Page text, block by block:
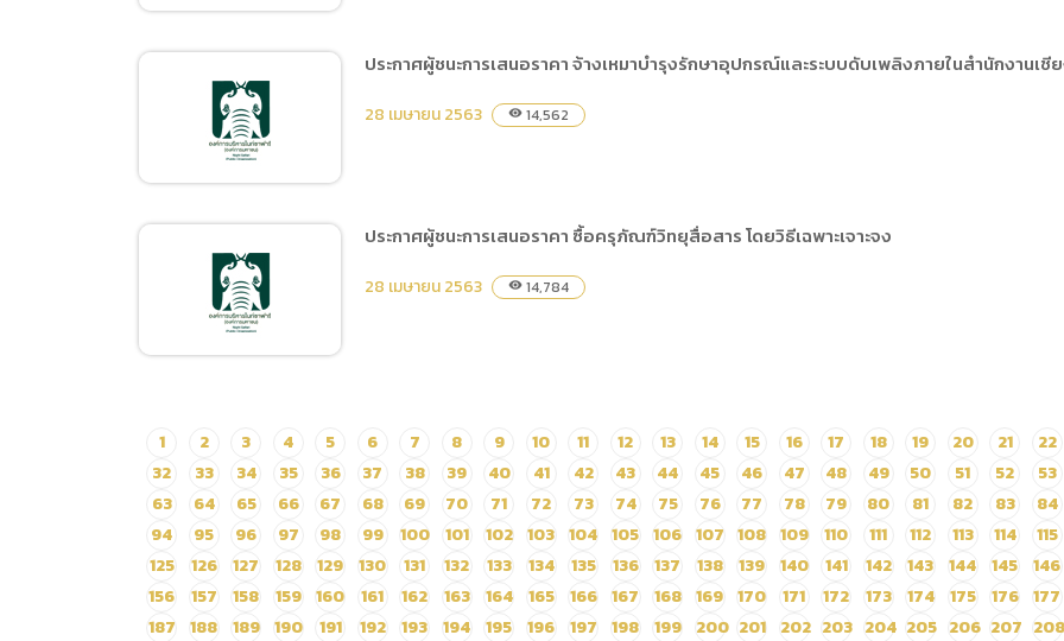
ใหม่ไนท์ซาฟารี
ประกาศผู้ชนะการเสนอราคา
จ้างเหมาดูแลระบบดับเพลิง
และระบบเตือนไฟไหม้
ทั้งหมดภายในสำนักงาน
เชียงใหม่ไนท์ซาฟารี โดยวิธี
เฉพาะเจาะจง
ประกาศผู้ชนะการเสนอราคา
จ้างเหมาบำรุงรักษาอุปกรณ์
และระบบดับเพลิงภายใน
สำนักงานเชียงใหม่ไนท์
ประกาศผู้ชนะการเสนอราคา จ้างเหมาบำรุงรักษาอุปกรณ์และระบบดับเพลิงภายในสำนักงานเชีย
28 เมษายน 2563 visibility 14,562
ประกาศผู้ชนะการเสนอราคา
ซื้อครุภัณฑ์วิทยุสื่อสาร โดย
วิธีเฉพาะเจาะจง
ประกาศผู้ชนะการเสนอราคา ซื้อครุภัณฑ์วิทยุสื่อสาร โดยวิธีเฉพาะเจาะจง
28 เมษายน 2563 visibility 14,784
1 2 3 4 5 6 7 8 9 10 11 12 13 14 15 16 17 18 19 20 21 22
32
33 34 35 36 37 38 39 40 41 42 43 44 45 46 47 48 49 50 51 52 53
63
64 65 66 67 68 69 70 71 72 73 74 75 76 77 78 79 80 81 82 83 84
94
95 96 97 98 99 100 101 102 103 104 105 106 107 108 109 110 111 112 113 114 115
125
126 127 128 129 130 131 132 133 134 135 136 137 138 139 140 141 142 143 144 145 146
156
157 158 159 160 161 162 163 164 165 166 167 168 169 170 171 172 173 174 175 176 177
187
188 189 190 191 192 193 194 195 196 197 198 199 200 201 202 203 204 205 206 207 208